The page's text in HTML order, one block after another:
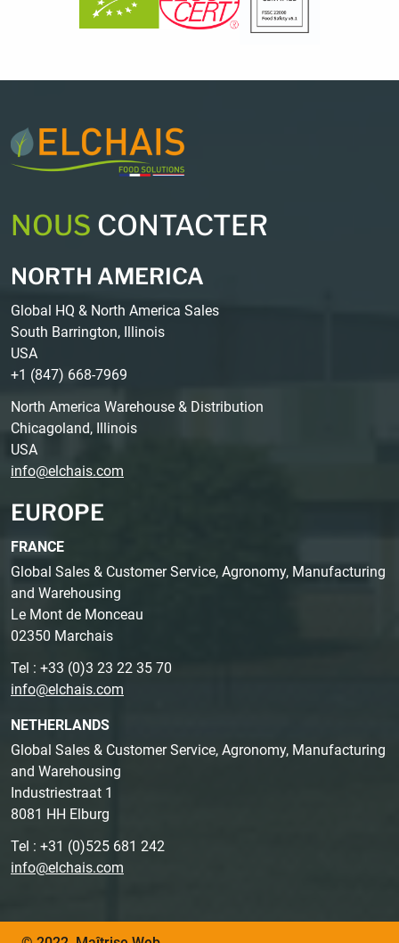
NOUS CONTACTER
NORTH AMERICA
Global HQ & North America Sales
South Barrington, Illinois
USA
+1 (847) 668-7969
North America Warehouse & Distribution
Chicagoland, Illinois
USA
info@elchais.com
EUROPE
FRANCE
Global Sales & Customer Service, Agronomy, Manufacturing
and Warehousing
Le Mont de Monceau
02350 Marchais
Tel : +33 (0)3 23 22 35 70
info@elchais.com
NETHERLANDS
Global Sales & Customer Service, Agronomy, Manufacturing
and Warehousing
Industriestraat 1
8081 HH Elburg
Tel : +31 (0)525 681 242
info@elchais.com